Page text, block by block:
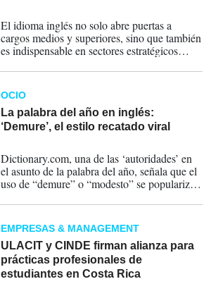
El idioma inglés no solo abre puertas a
cargos medios y superiores, sino que también
es indispensable en sectores estratégicos
OCIO
La palabra del año en inglés:
‘Demure’, el estilo recatado viral
Dictionary.com, una de las ‘autoridades’ en
el asunto de la palabra del año, señala que el
uso de “demure” o “modesto” se popularizó
EMPRESAS & MANAGEMENT
ULACIT y CINDE firman alianza para
prácticas profesionales de
estudiantes en Costa Rica